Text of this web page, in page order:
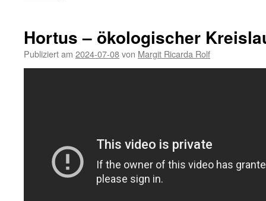
Falschinformation
der
Hortus – ökologischer
Publiziert am 2024-07-08von Margit Ricarda Rolf